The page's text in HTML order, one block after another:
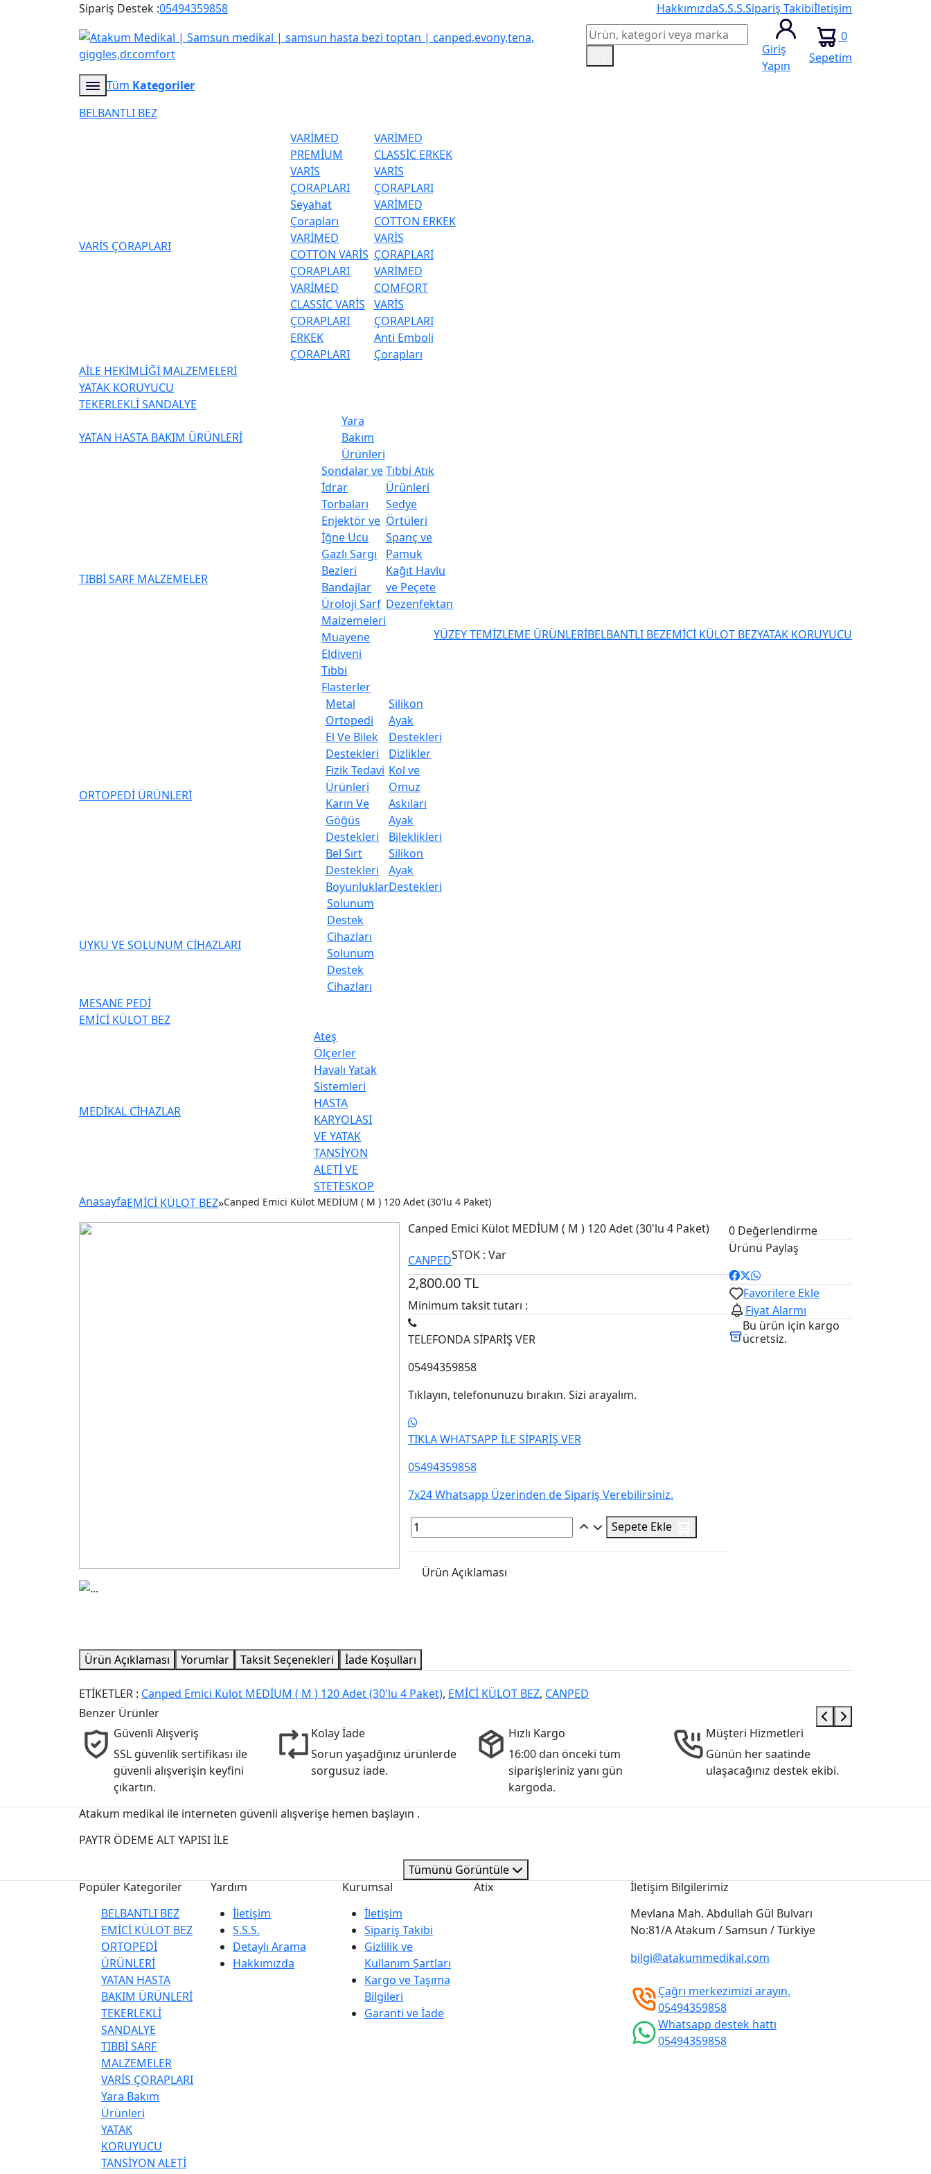
Sipariş Destek :05494359858 HakkımızdaS.S.S.Sipariş Takibiİletişim
Giriş
Yapın
0
Sepetim
Tüm Kategoriler
BELBANTLI BEZ
VARİS ÇORAPLARI
VARİMED
PREMİUM
VARİS
ÇORAPLARI
Seyahat
Çorapları
VARİMED
COTTON VARİS
ÇORAPLARI
VARİMED
CLASSİC VARİS
ÇORAPLARI
ERKEK
ÇORAPLARI
VARİMED
CLASSİC ERKEK
VARİS
ÇORAPLARI
VARİMED
COTTON ERKEK
VARİS
ÇORAPLARI
VARİMED
COMFORT
VARİS
ÇORAPLARI
Anti Emboli
Çorapları
AİLE HEKİMLİĞİ MALZEMELERİ
YATAK KORUYUCU
TEKERLEKLİ SANDALYE
YATAN HASTA BAKIM ÜRÜNLERİ
Yara
Bakım
Ürünleri
TIBBİ SARF MALZEMELER
Sondalar ve
İdrar
Torbaları
Enjektör ve
İğne Ucu
Gazlı Sargı
Bezleri
Bandajlar
Üroloji Sarf
Malzemeleri
Muayene
Eldiveni
Tıbbi
Flasterler
Tıbbi Atık
Ürünleri
Sedye
Örtüleri
Spanç ve
Pamuk
Kağıt Havlu
ve Peçete
Dezenfektan
ORTOPEDİ ÜRÜNLERİ
Metal
Ortopedi
El Ve Bilek
Destekleri
Fizik Tedavi
Ürünleri
Karın Ve
Göğüs
Destekleri
Bel Sırt
Destekleri
Boyunluklar
Silikon
Ayak
Destekleri
Dizlikler
Kol ve
Omuz
Askıları
Ayak
Bileklikleri
Silikon
Ayak
Destekleri
UYKU VE SOLUNUM CİHAZLARI
Solunum
Destek
Cihazları
Solunum
Destek
Cihazları
MESANE PEDİ
EMİCİ KÜLOT BEZ
MEDİKAL CİHAZLAR
Ateş
Ölçerler
Havalı Yatak
Sistemleri
HASTA
KARYOLASI
VE YATAK
TANSİYON
ALETİ VE
STETESKOP
YÜZEY TEMİZLEME ÜRÜNLERİBELBANTLI BEZEMİCİ KÜLOT BEZYATAK KORUYUCU
AnasayfaEMİCİ KÜLOT BEZ»Canped Emici Külot MEDİUM ( M ) 120 Adet (30'lu 4 Paket)
Canped Emici Külot MEDİUM ( M ) 120 Adet (30'lu 4 Paket)
CANPEDSTOK : Var
2,800.00TL
Minimum taksit tutarı :
TELEFONDA SİPARİŞ VER
05494359858
Tıklayın, telefonunuzu bırakın. Sizi arayalım.
TIKLA WHATSAPP İLE SİPARİŞ VER
05494359858
7x24 Whatsapp Üzerinden de Sipariş Verebilirsiniz.
Sepete Ekle
Ürün Açıklaması
0 Değerlendirme
Ürünü Paylaş
Favorilere Ekle
Fiyat Alarmı
Bu ürün için kargo
ücretsiz.
Ürün Açıklaması Yorumlar Taksit Seçenekleri İade Koşulları
ETİKETLER : Canped Emici Külot MEDİUM ( M ) 120 Adet (30'lu 4 Paket), EMİCİ KÜLOT BEZ, CANPED
Benzer Ürünler
Güvenli Alışveriş
SSL güvenlik sertifikası ile
güvenli alışverişin keyfini
çıkartın.
Kolay İade
Sorun yaşadğınız ürünlerde
sorgusuz iade.
Hızlı Kargo
16:00 dan önceki tüm
siparişleriniz yanı gün
kargoda.
Müşteri Hizmetleri
Günün her saatinde
ulaşacağınız destek ekibi.
Atakum medikal ile interneten güvenli alışverişe hemen başlayın .
PAYTR ÖDEME ALT YAPISI İLE
Tümünü Görüntüle
Popüler Kategoriler
BELBANTLI BEZ
EMİCİ KÜLOT BEZ
ORTOPEDİ
ÜRÜNLERİ
YATAN HASTA
BAKIM ÜRÜNLERİ
TEKERLEKLİ
SANDALYE
TIBBİ SARF
MALZEMELER
VARİS ÇORAPLARI
Yara Bakım
Ürünleri
YATAK
KORUYUCU
TANSİYON ALETİ
Yardım
İletişim
S.S.S.
Detaylı Arama
Hakkımızda
Kurumsal
İletişim
Sipariş Takibi
Gizlilik ve
Kullanım Şartları
Kargo ve Taşıma
Bilgileri
Garanti ve İade
Atix
İletişim Bilgilerimiz
Mevlana Mah. Abdullah Gül Bulvarı
No:81/A Atakum / Samsun / Türkiye
bilgi@atakummedikal.com
Çağrı merkezimizi arayın.
05494359858
Whatsapp destek hattı
05494359858